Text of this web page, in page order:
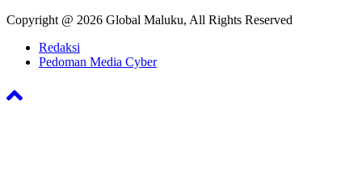
Copyright @ 2026 Global Maluku, All Rights Reserved
Redaksi
Pedoman Media Cyber